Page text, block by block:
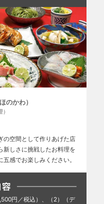
のかわ）
の空間として作りあげた店
新しさに挑戦したお料理を
感でお楽しみください。
円／税込）、（2）（デ